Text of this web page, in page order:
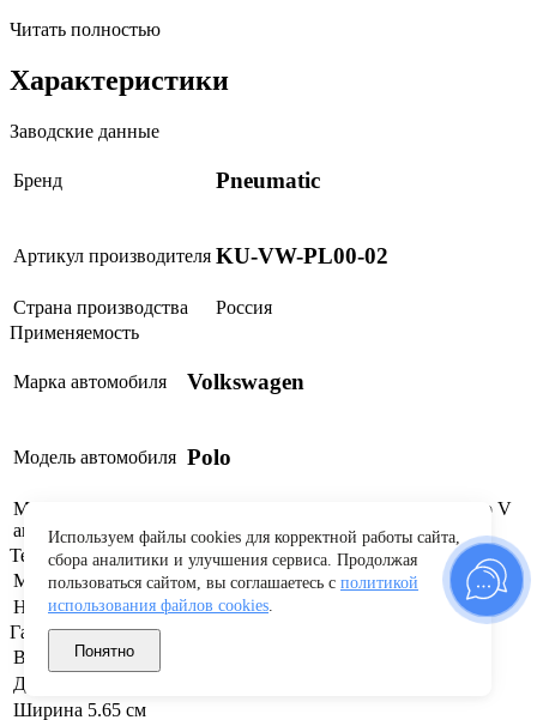
Читать полностью
Характеристики
Заводские данные
Бренд Pneumatic
Артикул производителя KU-VW-PL00-02
Страна производства
Россия
Применяемость
Марка автомобиля Volkswagen
Модель автомобиля Polo
Модификация
автомобиля
Polo V рестайлинг (2015 - 2020), Polo V
(2010 - 2015)
Технические характеристики
Материал
Сталь
Наличие крепежа Крепеж в комплекте
Габариты и вес
Вес
1.1 кг
Длина
Ширина 5.65 см
Используем файлы cookies для корректной работы сайта,
сбора аналитики и улучшения сервиса. Продолжая
пользоваться сайтом, вы соглашаетесь с политикой
использования файлов cookies.
Понятно